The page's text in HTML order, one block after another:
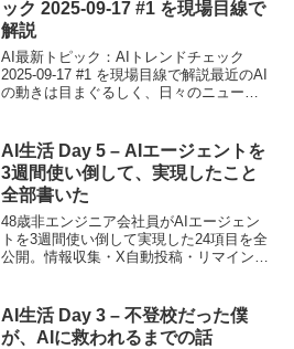
ック 2025-09-17 #1 を現場目線で
解説
AI最新トピック：AIトレンドチェック
2025-09-17 #1 を現場目線で解説最近のAI
の動きは目まぐるしく、日々のニュース
2025-09-17 #1」。実際に情...
AI生活 Day 5 – AIエージェントを
3週間使い倒して、実現したこと
全部書いた
48歳非エンジニア会社員がAIエージェン
トを3週間使い倒して実現した24項目を全
公開。情報収集・X自動投稿・リマインダ
AI生活 Day 3 – 不登校だった僕
が、AIに救われるまでの話